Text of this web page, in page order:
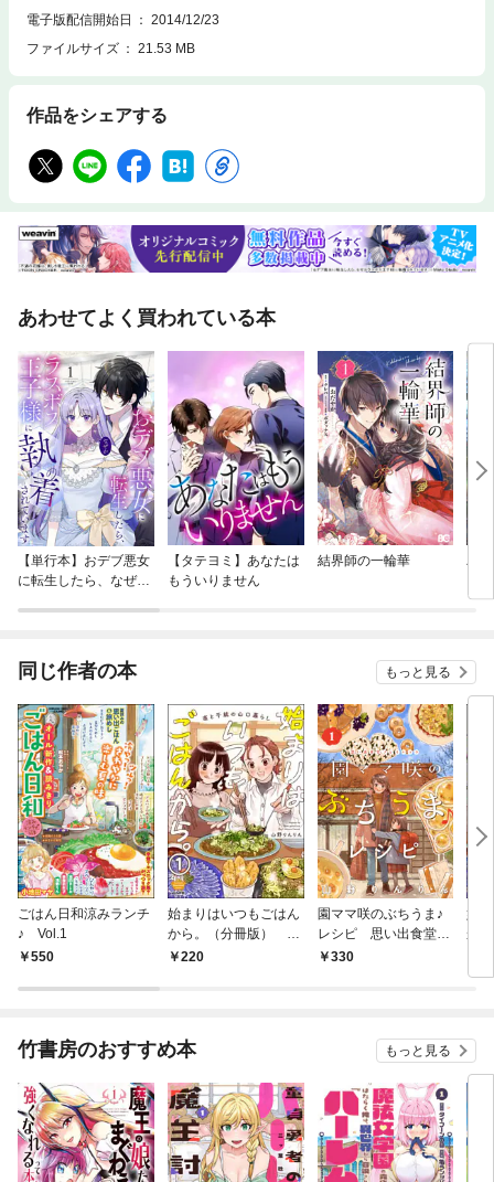
電子版配信開始日
2014/12/23
ファイルサイズ
21.53 MB
作品をシェアする
あわせてよく買われている本
【単行本】おデブ悪女
に転生したら、なぜか
【タテヨミ】あなたは
もういりません
結界師の一輪華
バ
今
同じ作者の本 もっと見る
ごはん日和涼みランチ
♪ Vol.1
550
始まりはいつもごはん
から。（分冊版）
【第1話】
220
園ママ咲のぶちうま♪
レシピ 思い出食堂プ
レイバック～山野りん
330
始
か
画
竹書房のおすすめ本 もっと見る